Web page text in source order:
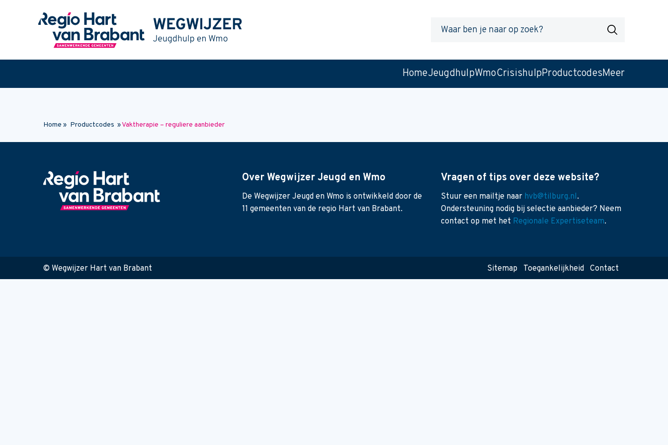
naar
op
Zoek
HomeJeugdhulpWmoCrisishulpProductcodesMeer
Home » Productcodes »Vaktherapie – reguliere aanbieder
Over Wegwijzer Jeugd en Wmo
De Wegwijzer Jeugd en Wmo is ontwikkeld door de
11 gemeenten van de regio Hart van Brabant.
Vragen of tips over deze website?
Stuur een mailtje naar hvb@tilburg.nl.
Ondersteuning nodig bij selectie aanbieder? Neem
contact op met het Regionale Expertiseteam.
© Wegwijzer Hart van Brabant Sitemap Toegankelijkheid Contact